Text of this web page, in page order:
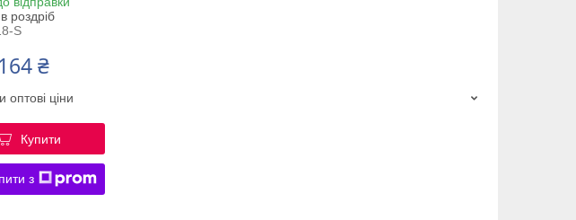
роздріб
S
164 ₴
оптові ціни
Купити
з